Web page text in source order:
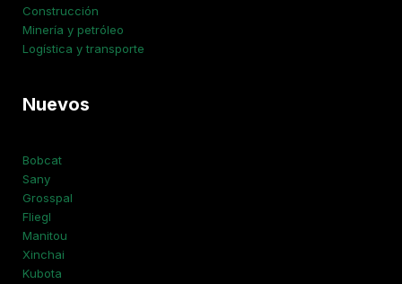
Construcción
Minería y petróleo
Logística y transporte
Nuevos
Bobcat
Sany
Grosspal
Fliegl
Manitou
Xinchai
Kubota